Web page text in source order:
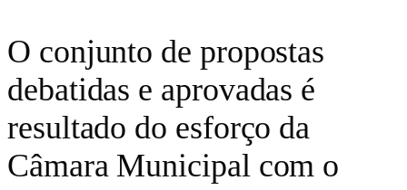
O conjunto de propostas
debatidas e aprovadas é
resultado do esforço da
Câmara Municipal com o